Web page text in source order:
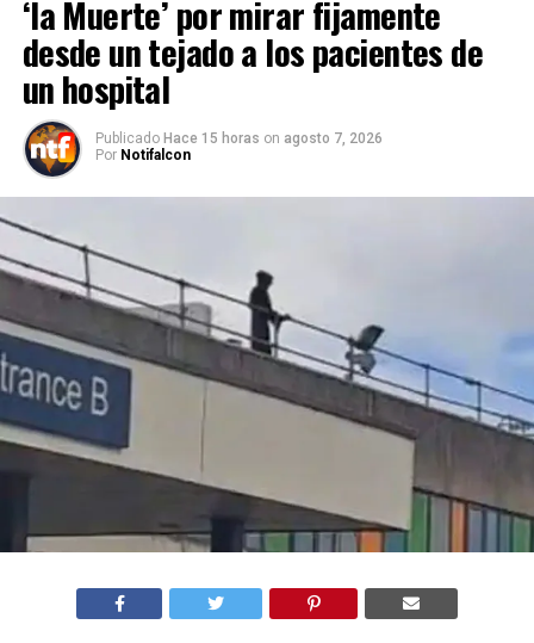
‘la Muerte’ por mirar fijamente
desde un tejado a los pacientes de
un hospital
Publicado Hace 15 horas on agosto 7, 2026
Por Notifalcon